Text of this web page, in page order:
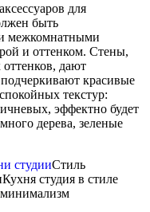
для
быть
и межкомнатными
и оттенком. Стены,
дают
красивые
текстур:
эффектно будет
дерева, зеленые
Стиль
Кухня студия в стиле
минимализм